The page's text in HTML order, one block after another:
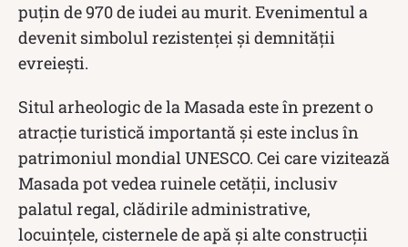
puțin de 970 de iudei au murit. Evenimentul a
devenit simbolul rezistenței și demnității
evreiești.
Situl arheologic de la Masada este în prezent o
atracție turistică importantă și este inclus în
patrimoniul mondial UNESCO. Cei care vizitează
Masada pot vedea ruinele cetății, inclusiv
palatul regal, clădirile administrative,
locuințele, cisternele de apă și alte construcții